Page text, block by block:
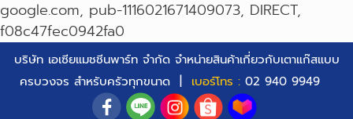
google.com, pub-1116021671409073, DIRECT,
f08c47fec0942fa0
บริษัท เอเซียแมชชีนพาร์ท จำกัด จำหน่ายสินค้าเกี่ยวกับเตาแก๊สแบบ
ครบวงจร สำหรับครัวทุกขนาด | เบอร์โทร : 02 940 9949